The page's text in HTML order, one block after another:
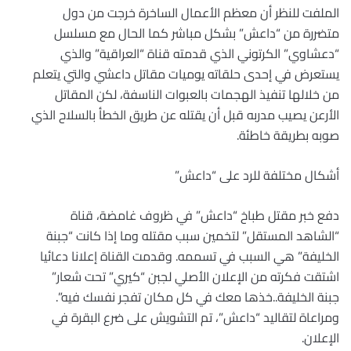
الملفت للنظر أن معظم الأعمال الساخرة خرجت من دول
متضررة من “داعش” بشكل مباشر كما الحال مع مسلسل
“دعشاوي” الكرتوني الذي قدمته قناة “العراقية” والذي
يستعرض في إحدى حلقاته يوميات مقاتل داعشي والتي يتعلم
من خلالها تنفيذ الهجمات بالعبوات الناسفة، لكن المقاتل
الأرعن يصيب مدربه قبل أن يقتله عن طريق الخطأ بالسلاح الذي
صوبه بطريقة خاطئة.
أشكال مختلفة للرد على “داعش”
دفع خبر مقتل طباخ “داعش” في ظروف غامضة، قناة
“الشاهد المستقل” لتخمين سبب مقتله وما إذا كانت “جبنة
الخليفة” هي السبب في تسممه. وقدمت القناة إعلانا دعائيا
اشتقت فكرته من الإعلان الأصلي لجبن “كيري” تحت شعار”
جبنة الخليفة..خذها معك في كل مكان تفجر نفسك فيه”.
ومراعاة لتقاليد “داعش”، تم التشويش على ضرع البقرة في
الإعلان.